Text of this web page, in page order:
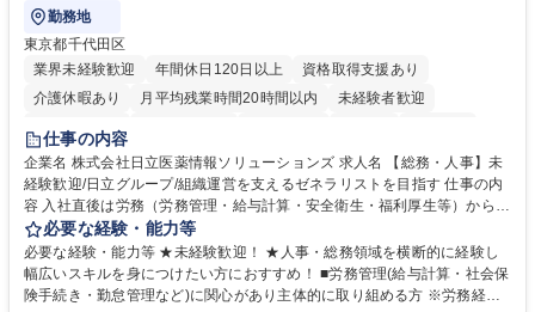
勤務地
東京都千代田区
業界未経験歓迎
年間休日120日以上
資格取得支援あり
介護休暇あり
月平均残業時間20時間以内
未経験者歓迎
住宅手当あり
育休あり
完全週休2日制 交通費支給 土日祝休み 寮・社宅あり
仕事の内容
企業名 株式会社日立医薬情報ソリューションズ 求人名 【総務・人事】未
経験歓迎/日立グループ/組織運営を支えるゼネラリストを目指す 仕事の内
容 入社直後は労務（労務管理・給与計算・安全衛生・福利厚生等）からお
任せいたします。将来は総務・採用・教育業務へ守備範囲を広げ、組織運
営を支えるゼネラリストをめざせます。 ・初期業務：労働時間管理、給与
計算、社会保険対応、福利厚生管理、安全衛生、健康経営推進等をお任せ
します。ご経験に応じて、休職者管理など、幅広く経験を積んでいただき
必要な経験・能力等
必要な経験・能力等 ★未経験歓迎！ ★人事・総務領域を横断的に経験し
幅広いスキルを身につけたい方におすすめ！ ■労務管理(給与計算・社会保
険手続き・勤怠管理など)に関心があり主体的に取り組める方 ※労務経験